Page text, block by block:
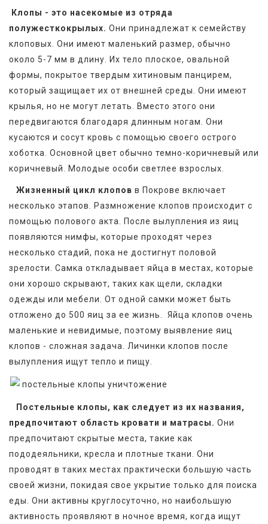
Клопы - это насекомые из отряда
полужесткокрылых. Они принадлежат к семейству
клоповых. Они имеют маленький размер, обычно
около 5-7 мм в длину. Их тело плоское, овальной
формы, покрытое твердым хитиновым панцирем,
который защищает их от внешней среды. Они имеют
крылья, но не могут летать. Вместо этого они
передвигаются благодаря длинным ногам. Они
кусаются и сосут кровь с помощью своего острого
хоботка. Основной цвет обычно темно-коричневый или
коричневый. Молодые особи светлее взрослых.
Жизненный цикл клопов в Покрове включает
несколько этапов. Размножение клопов происходит с
помощью полового акта. После вылупления из яиц
появляются нимфы, которые проходят через
несколько стадий, пока не достигнут половой
зрелости. Самка откладывает яйца в местах, которые
они хорошо скрывают, таких как щели, складки
одежды или мебели. От одной самки может быть
отложено до 500 яиц за ее жизнь.  Яйца клопов очень
маленькие и невидимые, поэтому выявление яиц
клопов - сложная задача. Личинки клопов после
вылупления ищут тепло и пищу.
Постельные клопы, как следует из их названия,
предпочитают область кровати и матрасы. Они
предпочитают скрытые места, такие как
пододеяльники, кресла и плотные ткани. Они
проводят в таких местах практически большую часть
своей жизни, покидая свое укрытие только для поиска
еды. Они активны круглосуточно, но наибольшую
активность проявляют в ночное время, когда ищут